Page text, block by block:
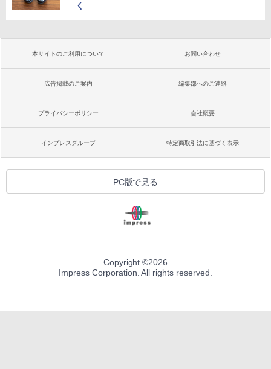
く
本サイトのご利用について お問い合わせ
広告掲載のご案内 編集部へのご連絡
プライバシーポリシー 会社概要
インプレスグループ 特定商取引法に基づく表示
PC版で見る
Copyright ©2026
Impress Corporation. All rights reserved.